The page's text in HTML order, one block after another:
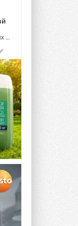
...
PV/T
в
...